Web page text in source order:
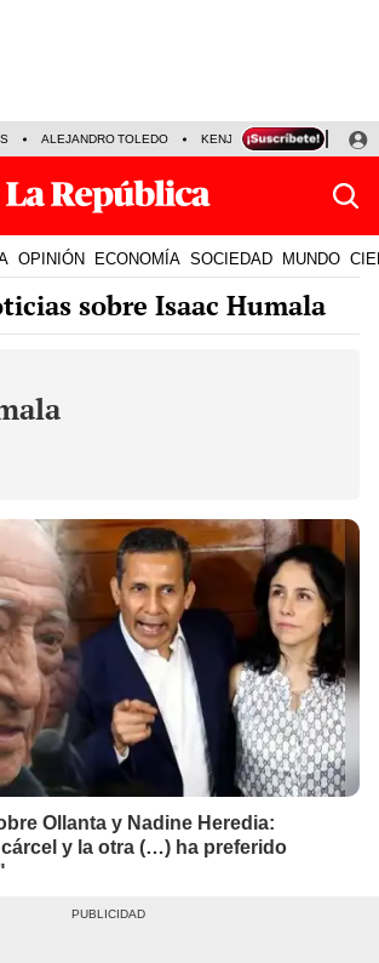
ALEJANDRO TOLEDO KENJI FUJIMORI
OPINIÓN ECONOMÍA SOCIEDAD MUNDO
sobre Isaac Humala
Ollanta y Nadine Heredia:
y la otra (…) ha preferido